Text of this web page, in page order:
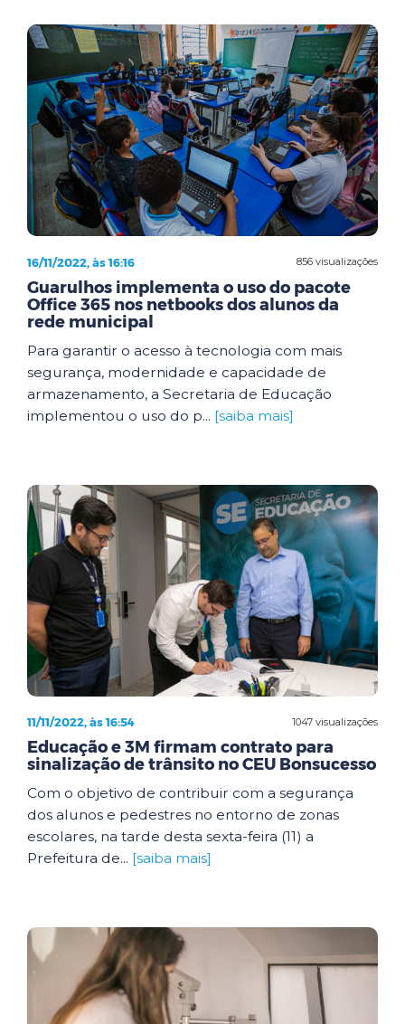
856 visualizações
16/11/2022, às 16:16
Guarulhos implementa o uso do pacote
Office 365 nos netbooks dos alunos da
rede municipal
Para garantir o acesso à tecnologia com mais
segurança, modernidade e capacidade de
armazenamento, a Secretaria de Educação
implementou o uso do p... [saiba mais]
1047 visualizações
11/11/2022, às 16:54
Educação e 3M firmam contrato para
sinalização de trânsito no CEU Bonsucesso
Com o objetivo de contribuir com a segurança
dos alunos e pedestres no entorno de zonas
escolares, na tarde desta sexta-feira (11) a
Prefeitura de... [saiba mais]